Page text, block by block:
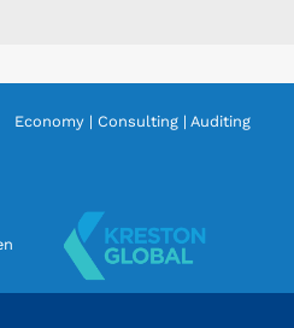
Economy | Consulting | Auditing